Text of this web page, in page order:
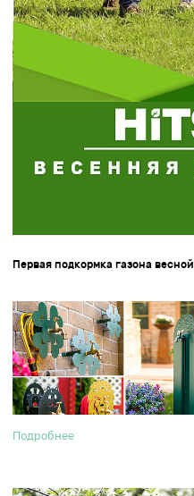
Первая подкормка газона
выбрать
Подробнее